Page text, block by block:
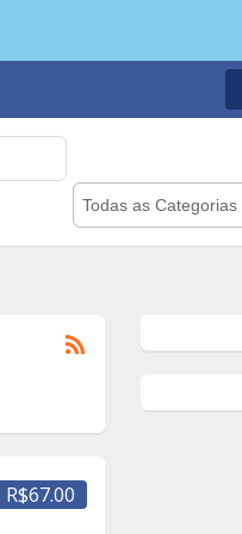
Todas as Categorias
R$67.00